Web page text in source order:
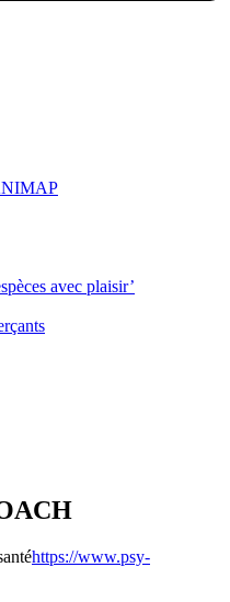
avec plaisir’
https://www.psy-